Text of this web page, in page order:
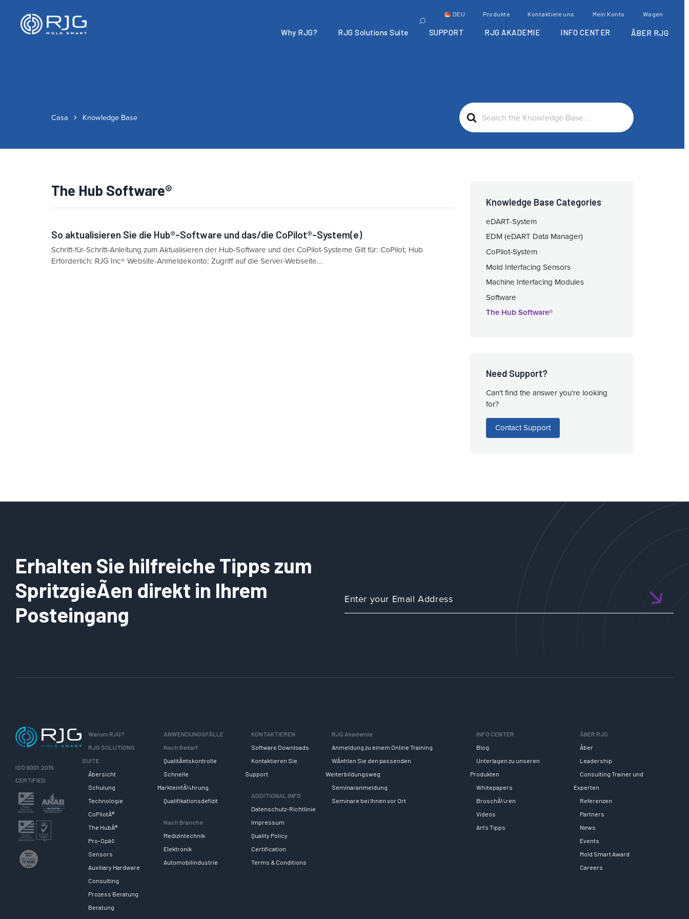
DEU Produkte Kontaktiere uns Mein Konto Wagen
Why RJG? RJG Solutions Suite SUPPORT RJG AKADEMIE INFO CENTER ÃBER RJG
Search
For
Casa Knowledge Base
The Hub Software®
So aktualisieren Sie die Hub®-Software und das/die CoPilot®-System(e)
Schritt-für-Schritt-Anleitung zum Aktualisieren der Hub-Software und der CoPilot-Systeme Gilt für: CoPilot; Hub
Erforderlich: RJG Inc® Website-Anmeldekonto; Zugriff auf die Server-Webseite...
Knowledge Base Categories
eDART-System
EDM (eDART Data Manager)
CoPilot-System
Mold Interfacing Sensors
Machine Interfacing Modules
Software
The Hub Software®
Need Support?
Can't find the answer you're looking
for?
Contact Support
Erhalten Sie hilfreiche Tipps zum
SpritzgieÃen direkt in Ihrem
Posteingang
ISO 9001:2015
CERTIFIED
Warum RJG?
RJG SOLUTIONS
SUITE
Ãbersicht
Schulung
Technologie
CoPilotÂ®
The HubÂ®
Pro-Opâ¢
Sensors
Auxiliary Hardware
Consulting
Prozess Beratung
Beratung
ANWENDUNGSFÃLLE
Nach Bedarf
QualitÃ¤tskontrolle
Schnelle
MarkteinfÃ¼hrung
Qualifikationsdefizit
Nach Branche
Medizintechnik
Elektronik
Automobilindustrie
KONTAKTIEREN
Software Downloads
Kontaktieren Sie
Support
ADDITIONAL INFO
Datenschutz-Richtlinie
Impressum
Quality Policy
Certification
Terms & Conditions
RJG Akademie
Anmeldung zu einem Online Training
WÃ¤hlen Sie den passenden
Weiterbildungsweg
Seminaranmeldung
Seminare bei Ihnen vor Ort
INFO CENTER
Blog
Unterlagen zu unseren
Produkten
Whitepapers
BroschÃ¼ren
Videos
Art’s Tipps
ÃBER RJG
Ãber
Leadership
Consulting Trainer und
Experten
Referenzen
Partners
News
Events
Mold Smart Award
Careers